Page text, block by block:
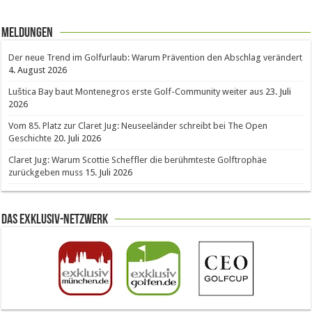
Meldungen
Der neue Trend im Golfurlaub: Warum Prävention den Abschlag verändert
4. August 2026
Luštica Bay baut Montenegros erste Golf-Community weiter aus 23. Juli
2026
Vom 85. Platz zur Claret Jug: Neuseeländer schreibt bei The Open
Geschichte 20. Juli 2026
Claret Jug: Warum Scottie Scheffler die berühmteste Golftrophäe
zurückgeben muss 15. Juli 2026
Das Exklusiv-Netzwerk